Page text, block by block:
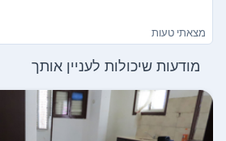
מצאתי טעות
מודעות שיכולות לעניין אותך